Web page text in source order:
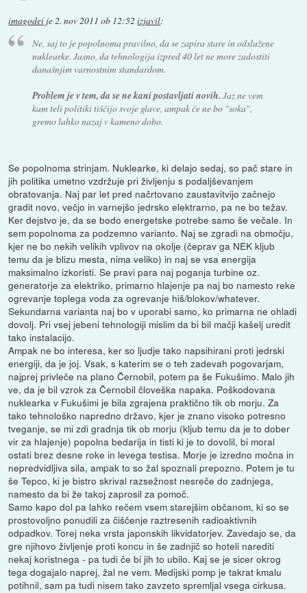
imagodei je2. nov 2011 ob 12:52 izjavil:
Ne, saj to je popolnoma pravilno, da se zapira stare in odslužene
nuklearke. Jasno, da tehnologija izpred 40 let ne more zadostiti
današnjim varnostnim standardom.
Problem je v tem, da se ne kani postavljati novih. Jaz ne vem
kam teli politiki tiščijo svoje glave, ampak če ne bo "soka",
gremo lahko nazaj v kameno dobo.
Se popolnoma strinjam. Nuklearke, ki delajo sedaj, so pač stare in
jih politika umetno vzdržuje pri življenju s podaljševanjem
obratovanja. Naj par let pred načrtovano zaustavitvijo začnejo
gradit novo, večjo in varnejšo jedrsko elektrarno, pa ne bo težav.
Ker dejstvo je, da se bodo energetske potrebe samo še večale. In
sem popolnoma za podzemno varianto. Naj se zgradi na območju,
kjer ne bo nekih velikih vplivov na okolje (čeprav ga NEK kljub
temu da je blizu mesta, nima veliko) in naj se vsa energija
maksimalno izkoristi. Se pravi para naj poganja turbine oz.
generatorje za elektriko, primarno hlajenje pa naj bo namesto reke
ogrevanje toplega voda za ogrevanje hiš/blokov/whatever.
Sekundarna varianta naj bo v uporabi samo, ko primarna ne ohladi
dovolj. Pri vsej jebeni tehnologiji mislim da bi bil mačji kašelj uredit
tako instalacijo.
Ampak ne bo interesa, ker so ljudje tako napsihirani proti jedrski
energiji, da je joj. Vsak, s katerim se o teh zadevah pogovarjam,
najprej privleče na plano Černobil, potem pa še Fukušimo. Malo jih
ve, da je bil vzrok za Černobil človeška napaka. Poškodovana
nuklearka v Fukušimi je bila zgrajena praktično tik ob morju. Za
tako tehnološko napredno državo, kjer je znano visoko potresno
tveganje, se mi zdi gradnja tik ob morju (kljub temu da je to dober
vir za hlajenje) popolna bedarija in tisti ki je to dovolil, bi moral
ostati brez desne roke in levega testisa. Morje je izredno močna in
nepredvidljiva sila, ampak to so žal spoznali prepozno. Potem je tu
še Tepco, ki je bistro skrival razsežnost nesreče do zadnjega,
namesto da bi že takoj zaprosil za pomoč.
Samo kapo dol pa lahko rečem vsem starejšim občanom, ki so se
prostovoljno ponudili za čiščenje raztresenih radioaktivnih
odpadkov. Torej neka vrsta japonskih likvidatorjev. Zavedajo se, da
gre njihovo življenje proti koncu in še zadnjič so hoteli narediti
nekaj koristnega - pa tudi če bi jih to ubilo. Kaj se je sicer okrog
tega dogajalo naprej, žal ne vem. Medijski pomp je takrat kmalu
potihnil, sam pa tudi nisem tako zavzeto spremljal vsega cirkusa.